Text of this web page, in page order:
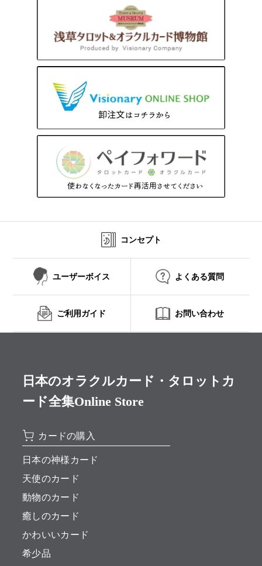
コンセプト
ユーザーボイス よくある質問
ご利用ガイド お問い合わせ
日本のオラクルカード・タロットカ
ード全集Online Store
カードの購入
日本の神様カード
天使のカード
動物のカード
癒しのカード
かわいいカード
希少品